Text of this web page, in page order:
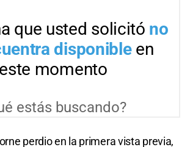
perdio en la primera vista previa,